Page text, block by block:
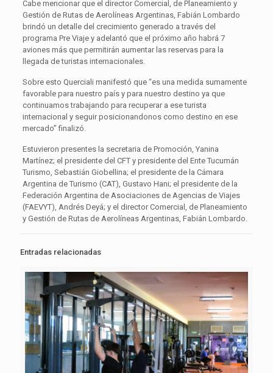
Cabe mencionar que el director Comercial, de Planeamiento y
Gestión de Rutas de Aerolíneas Argentinas, Fabián Lombardo
brindó un detalle del crecimiento generado a través del
programa Pre Viaje y adelantó que el próximo año habrá 7
aviones más que permitirán aumentar las reservas para la
llegada de turistas internacionales.
Sobre esto Querciali manifestó que “es una medida sumamente
favorable para nuestro país y para nuestro destino ya que
continuamos trabajando para recuperar a ese turista
internacional y seguir posicionandonos como destino en ese
mercado” finalizó.
Estuvieron presentes la secretaria de Promoción, Yanina
Martínez; el presidente del CFT y presidente del Ente Tucumán
Turismo, Sebastián Giobellina; el presidente de la Cámara
Argentina de Turismo (CAT), Gustavo Hani; el presidente de la
Federación Argentina de Asociaciones de Agencias de Viajes
(FAEVYT), Andrés Deyá; y el director Comercial, de Planeamiento
y Gestión de Rutas de Aerolíneas Argentinas, Fabián Lombardo.
Entradas relacionadas